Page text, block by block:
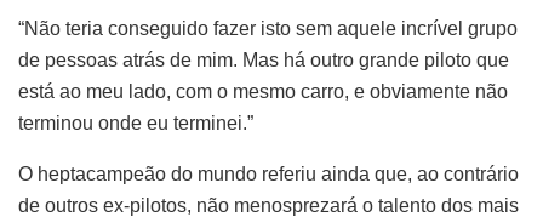
“Não teria conseguido fazer isto sem aquele incrível grupo
de pessoas atrás de mim. Mas há outro grande piloto que
está ao meu lado, com o mesmo carro, e obviamente não
terminou onde eu terminei.”
O heptacampeão do mundo referiu ainda que, ao contrário
de outros ex-pilotos, não menosprezará o talento dos mais